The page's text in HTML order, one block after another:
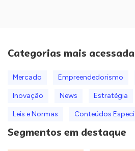
Categorias mais
Mercado Empreendedorismo
Inovação News Estratégia
Leis e Normas Conteúdos
Segmentos em destaque